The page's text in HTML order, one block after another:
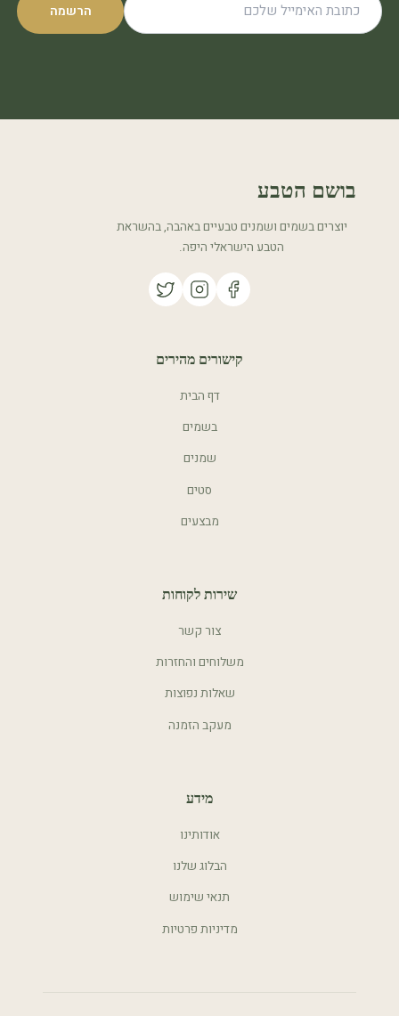
הרשמה
בושם הטבע
יוצרים בשמים ושמנים טבעיים באהבה, בהשראת
הטבע הישראלי היפה.
קישורים מהירים
דף הבית
בשמים
שמנים
סטים
מבצעים
שירות לקוחות
צור קשר
משלוחים והחזרות
שאלות נפוצות
מעקב הזמנה
מידע
אודותינו
הבלוג שלנו
תנאי שימוש
מדיניות פרטיות